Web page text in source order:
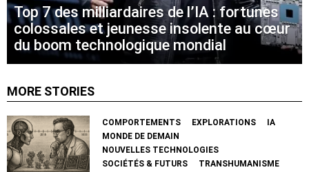
Top 7 des milliardaires de l’IA : fortunes
colossales et jeunesse insolente au cœur
du boom technologique mondial
MORE STORIES
COMPORTEMENTS EXPLORATIONS
IA
MONDE DE DEMAIN
NOUVELLES TECHNOLOGIES
SOCIÉTÉS & FUTURS
TRANSHUMANISME